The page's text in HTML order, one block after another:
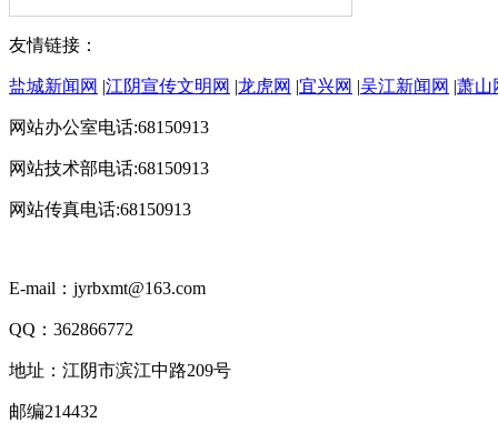
友情链接：
盐城新闻网 |江阴宣传文明网 |龙虎网 |宜兴网 |吴江新闻网 |萧山
网站办公室电话:68150913
网站技术部电话:68150913
网站传真电话:68150913
E-mail：jyrbxmt@163.com
QQ：362866772
地址：江阴市滨江中路209号
邮编214432